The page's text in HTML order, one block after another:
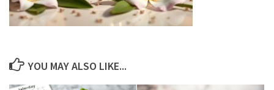
YOU MAY ALSO LIKE...